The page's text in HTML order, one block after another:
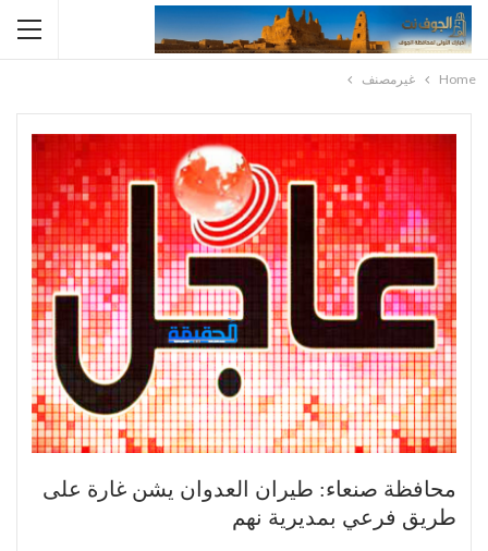
Home غيرمصنف
محافظة صنعاء: طيران العدوان يشن غارة على
طريق فرعي بمديرية نهم